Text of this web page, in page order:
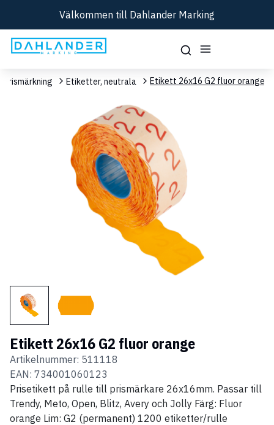
Välkommen till Dahlander Marking
Etiketter, neutrala Etikett 26x16 G2 fluor orange
Etikett 26x16 G2 fluor orange
Artikelnummer: 511118
EAN: 734001060123
Prisetikett på rulle till prismärkare 26x16mm. Passar till
Trendy, Meto, Open, Blitz, Avery och Jolly Färg: Fluor
orange Lim: G2 (permanent) 1200 etiketter/rulle